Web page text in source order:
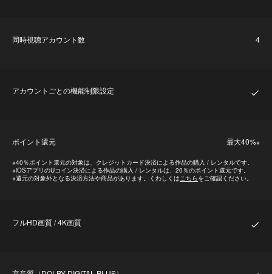
同時視聴アカウント数 4
アカウントごとの機能制限設定
ポイント還元 最⼤40%※
※40％ポイント還元の対象は、クレジットカード決済による作品の購入 / レンタルです。
※iOSアプリのUコイン決済による作品の購入 / レンタルは、20％のポイント還元です。
※還元の対象外となる決済方法や商品があります。くわしくはこちらをご確認ください。
フルHD画質 / 4K画質